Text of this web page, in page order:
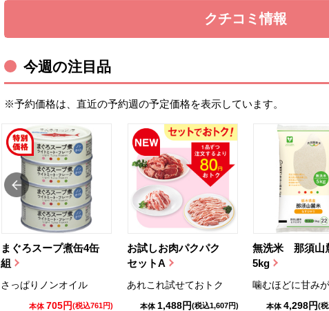
クチコミ情報
を展開する。
今週の注目品
※予約価格は、直近の予約週の予定価格を表示しています。
まぐろスープ煮缶4缶
組
さっぱりノンオイル
本体 705円(税込761円)
お試しお肉パクパク
セットA
あれこれ試せておトク
本体 1,488円(税込1,607円)
無洗米 那須山
5kg
噛むほどに甘み
本体 4,298円(